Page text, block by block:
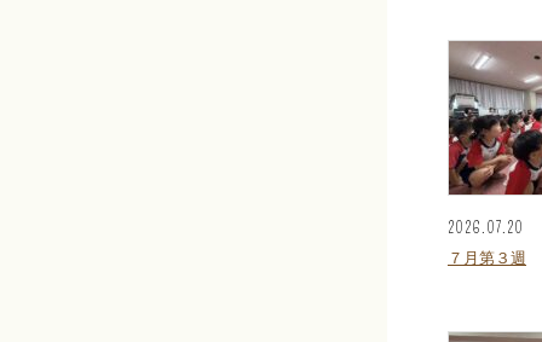
2026.07.20
７月第３週